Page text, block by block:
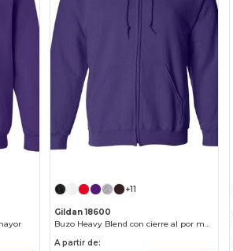
+11
Gildan 18600
Buzo Heavy Blend con cierre al por mayor
A partir de: